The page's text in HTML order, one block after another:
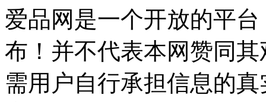
爱品网是一个开放的平
布！并不代表本网赞同
需用户自行承担信息的